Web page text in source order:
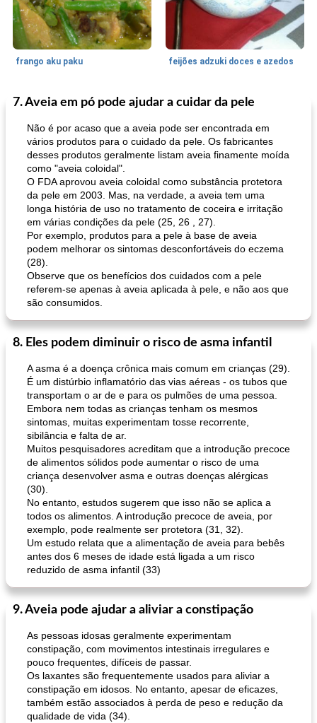
frango aku paku feijões adzuki doces e azedos
30min
Bolos
muffins de farelo de harriet
Sudoeste da Ásia (Oriente Médio)
sopa de lentilha líbia
7. Aveia em pó pode ajudar a cuidar da pele
Não é por acaso que a aveia pode ser encontrada em
vários produtos para o cuidado da pele. Os fabricantes
desses produtos geralmente listam aveia finamente moída
como "aveia coloidal".
O FDA aprovou aveia coloidal como substância protetora
da pele em 2003. Mas, na verdade, a aveia tem uma
longa história de uso no tratamento de coceira e irritação
em várias condições da pele (25, 26 , 27).
Por exemplo, produtos para a pele à base de aveia
podem melhorar os sintomas desconfortáveis ​​do eczema
(28).
Observe que os benefícios dos cuidados com a pele
referem-se apenas à aveia aplicada à pele, e não aos que
são consumidos.
8. Eles podem diminuir o risco de asma infantil
A asma é a doença crônica mais comum em crianças (29).
É um distúrbio inflamatório das vias aéreas - os tubos que
transportam o ar de e para os pulmões de uma pessoa.
Embora nem todas as crianças tenham os mesmos
sintomas, muitas experimentam tosse recorrente,
sibilância e falta de ar.
Muitos pesquisadores acreditam que a introdução precoce
de alimentos sólidos pode aumentar o risco de uma
criança desenvolver asma e outras doenças alérgicas
(30).
No entanto, estudos sugerem que isso não se aplica a
todos os alimentos. A introdução precoce de aveia, por
exemplo, pode realmente ser protetora (31, 32).
Um estudo relata que a alimentação de aveia para bebês
antes dos 6 meses de idade está ligada a um risco
reduzido de asma infantil (33)
9. Aveia pode ajudar a aliviar a constipação
As pessoas idosas geralmente experimentam
constipação, com movimentos intestinais irregulares e
pouco frequentes, difíceis de passar.
Os laxantes são frequentemente usados ​​para aliviar a
constipação em idosos. No entanto, apesar de eficazes,
também estão associados à perda de peso e redução da
qualidade de vida (34).